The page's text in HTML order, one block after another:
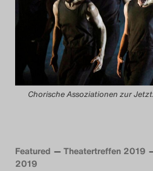
Das
Das
Chorische Assoziationen zur
Featured Theatertreffen 2019
2019